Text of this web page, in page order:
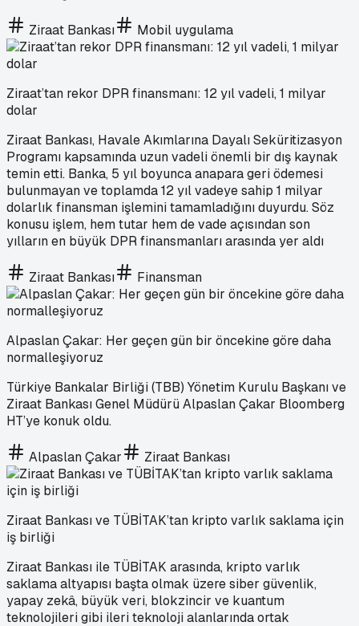
Ziraat Bankası Mobil uygulama
Ziraat’tan rekor DPR finansmanı: 12 yıl vadeli, 1 milyar
dolar
Ziraat Bankası, Havale Akımlarına Dayalı Seküritizasyon
Programı kapsamında uzun vadeli önemli bir dış kaynak
temin etti. Banka, 5 yıl boyunca anapara geri ödemesi
bulunmayan ve toplamda 12 yıl vadeye sahip 1 milyar
dolarlık finansman işlemini tamamladığını duyurdu. Söz
konusu işlem, hem tutar hem de vade açısından son
yılların en büyük DPR finansmanları arasında yer aldı
Ziraat Bankası Finansman
Alpaslan Çakar: Her geçen gün bir öncekine göre daha
normalleşiyoruz
Türkiye Bankalar Birliği (TBB) Yönetim Kurulu Başkanı ve
Ziraat Bankası Genel Müdürü Alpaslan Çakar Bloomberg
HT’ye konuk oldu.
Alpaslan Çakar Ziraat Bankası
Ziraat Bankası ve TÜBİTAK’tan kripto varlık saklama için
iş birliği
Ziraat Bankası ile TÜBİTAK arasında, kripto varlık
saklama altyapısı başta olmak üzere siber güvenlik,
yapay zekâ, büyük veri, blokzincir ve kuantum
teknolojileri gibi ileri teknoloji alanlarında ortak